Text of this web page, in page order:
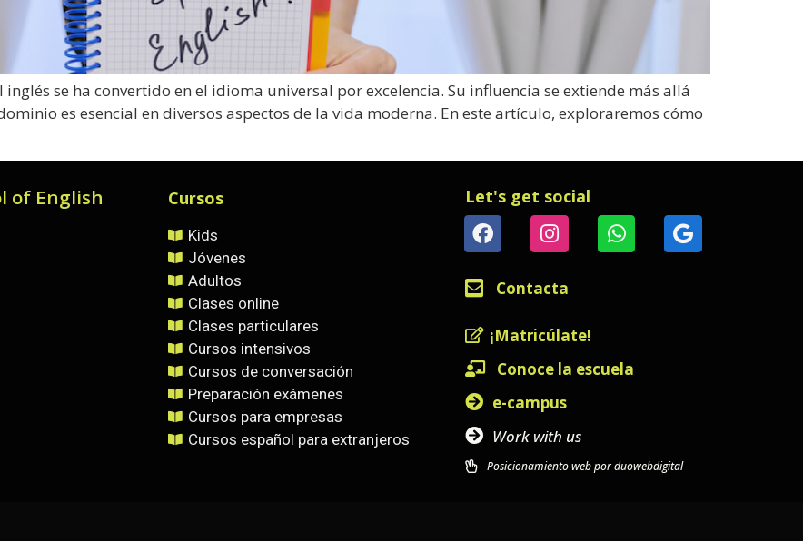
se ha convertido en el idioma universal por excelencia. Su influencia se extiende más allá
es esencial en diversos aspectos de la vida moderna. En este artículo, exploraremos cómo
of English
Cursos
Kids
Jóvenes
Adultos
Clases online
Clases particulares
Cursos intensivos
Cursos de conversación
Preparación exámenes
Cursos para empresas
Cursos español para extranjeros
Let's get social
Contacta
¡Matricúlate!
Conoce la escuela
e-campus
Work with us
Posicionamiento web por duowebdigital